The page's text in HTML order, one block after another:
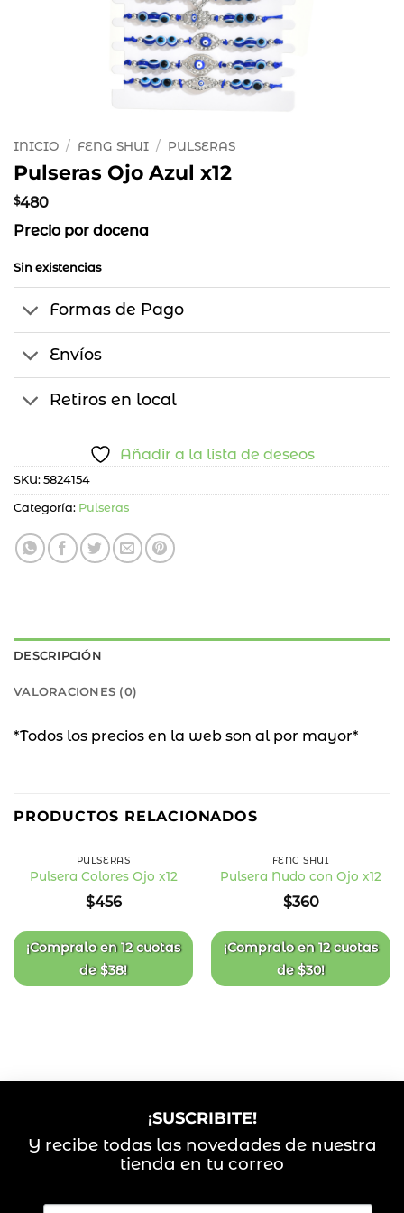
INICIO / FENG SHUI / PULSERAS
Pulseras Ojo Azul x12
$480
Precio por docena
Sin existencias
Formas de Pago
Envíos
Retiros en local
Añadir a la lista de deseos
SKU: 5824154
Categoría: Pulseras
DESCRIPCIÓN
VALORACIONES (0)
*Todos los precios en la web son al por mayor*
PRODUCTOS RELACIONADOS
de
deseos
PULSERAS
Pulsera Colores Ojo x12
$456
¡Compralo en12 cuotas
de$38!
de
deseos
FENG SHUI
Pulsera Nudo con Ojo x12
$360
¡Compralo en12 cuotas
de$30!
¡SUSCRIBITE!
Y recibe todas las novedades de nuestra
tienda en tu correo